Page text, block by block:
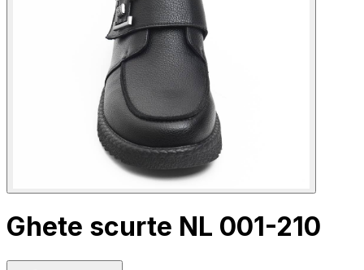
Ghete scurte NL 001-210